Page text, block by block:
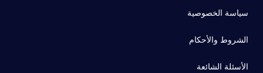
سياسة الخصوصية
الشروط والأحكام
الأسئلة الشائعة